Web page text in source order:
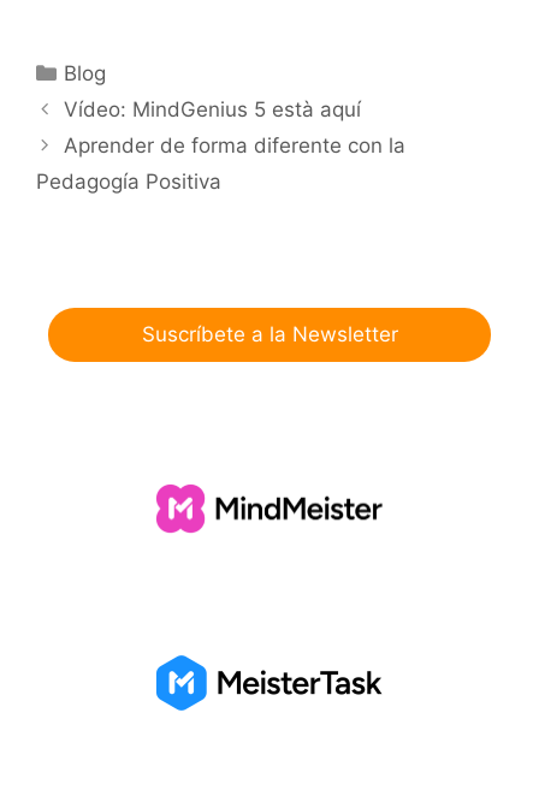
Categorías
Blog
Vídeo: MindGenius 5 està aquí
Aprender de forma diferente con la
Pedagogía Positiva
Suscríbete a la Newsletter